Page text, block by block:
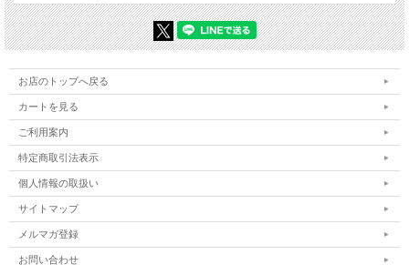
お店のトップへ戻る
カートを見る
ご利用案内
特定商取引法表示
個人情報の取扱い
サイトマップ
メルマガ登録
お問い合わせ